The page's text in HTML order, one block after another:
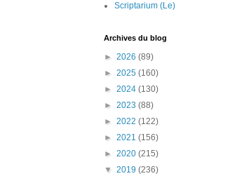
Scriptarium (Le)
Archives du blog
► 2026 (89)
► 2025 (160)
► 2024 (130)
► 2023 (88)
► 2022 (122)
► 2021 (156)
► 2020 (215)
▼ 2019 (236)